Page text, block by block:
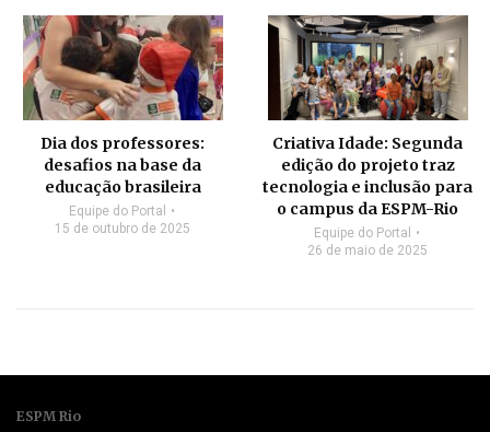
Dia dos professores:
desafios na base da
educação brasileira
Equipe do Portal
15 de outubro de 2025
Criativa Idade: Segunda
edição do projeto traz
tecnologia e inclusão para
o campus da ESPM-Rio
Equipe do Portal
26 de maio de 2025
ESPM Rio